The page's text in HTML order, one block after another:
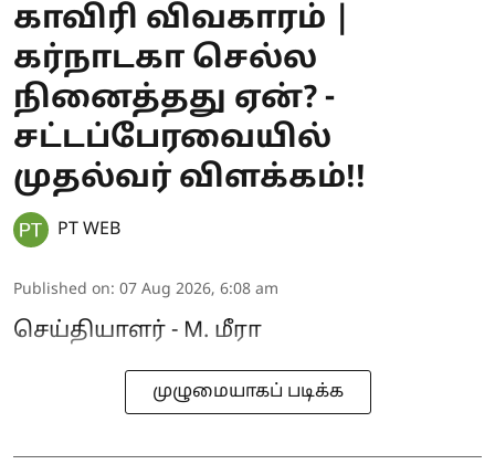
காவிரி விவகாரம் |
கர்நாடகா செல்ல
நினைத்தது ஏன்? -
சட்டப்பேரவையில்
முதல்வர் விளக்கம்!!
PT WEB
Published on: 07 Aug 2026, 6:08 am
செய்தியாளர் - M. மீரா
முழுமையாகப் படிக்க